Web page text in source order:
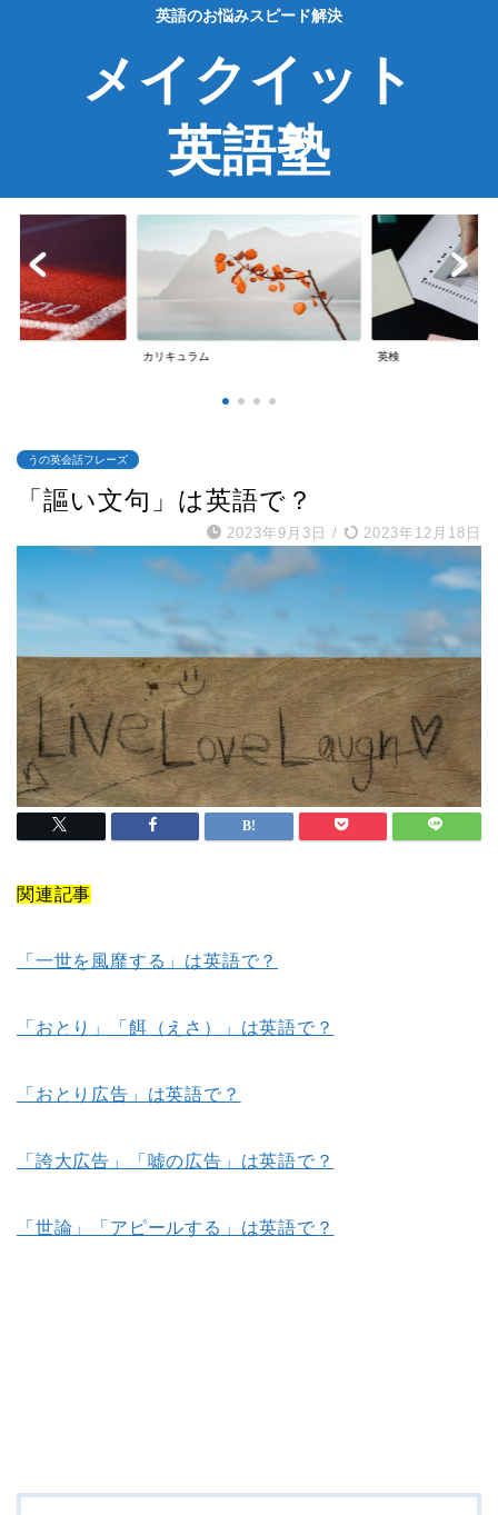
英語のお悩みスピード解決
メイクイット
英語塾
英検 英会話
うの英会話フレーズ
「謳い文句」は英語で？
2023年9月3日 / 2023年12月18日
関連記事
「一世を風靡する」は英語で？
「おとり」「餌（えさ）」は英語で？
「おとり広告」は英語で？
「誇大広告」「嘘の広告」は英語で？
「世論」「アピールする」は英語で？